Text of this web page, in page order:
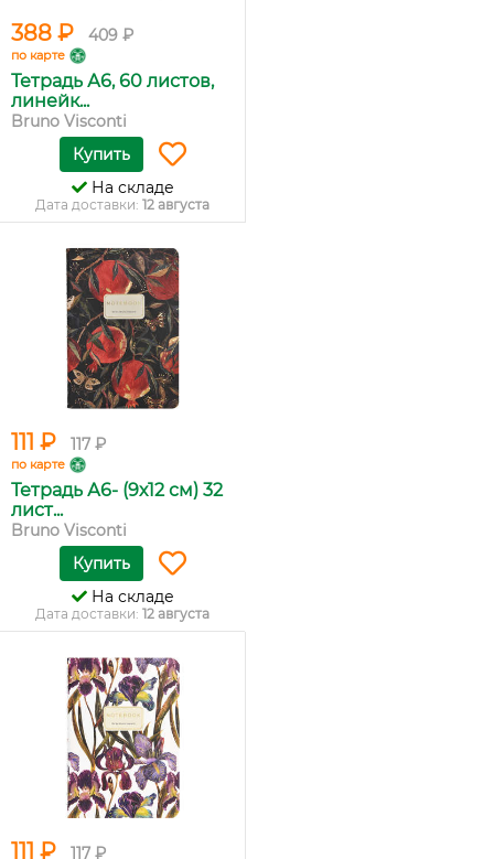
388 ₽ 409 ₽
по карте
Тетрадь А6, 60 листов,
линейк...
Bruno Visconti
Купить
На складе
Дата доставки: 12 августа
111 ₽ 117 ₽
по карте
Тетрадь А6- (9х12 см) 32
лист...
Bruno Visconti
Купить
На складе
Дата доставки: 12 августа
111 ₽ 117 ₽